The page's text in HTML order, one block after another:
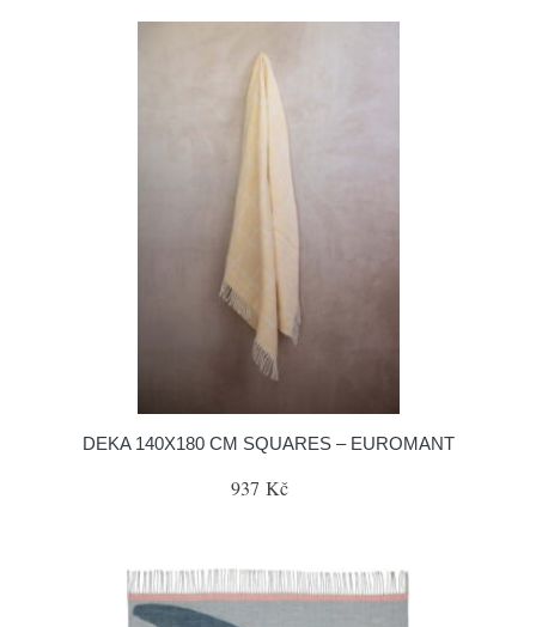
DEKA 140X180 CM SQUARES – EUROMANT
937 Kč